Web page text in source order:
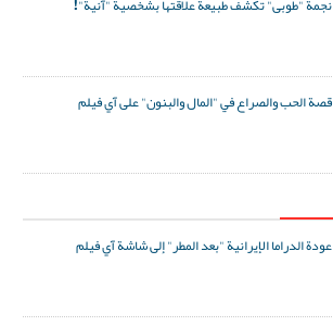
قصة الحب والصراع في "المال والبنون" على آي فيلم
عودة الدراما الإيرانية "بعد المطر" إلى شاشة آي فيلم